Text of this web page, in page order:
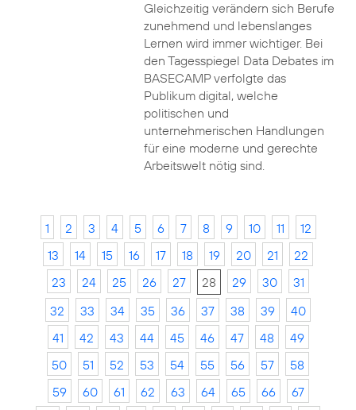
Gleichzeitig verändern sich Berufe
zunehmend und lebenslanges
Lernen wird immer wichtiger. Bei
den Tagesspiegel Data Debates im
BASECAMP verfolgte das
Publikum digital, welche
politischen und
unternehmerischen Handlungen
für eine moderne und gerechte
Arbeitswelt nötig sind.
1 2 3 4 5 6 7 8 9 10 11
12
13
14 15 16 17 18 19 20 21
22
23
24 25 26 27 28 29 30
31
32
33 34 35 36 37 38 39
40
41
42 43 44 45 46 47 48
49
50
51 52 53 54 55 56 57
58
59
60 61 62 63 64 65 66
67